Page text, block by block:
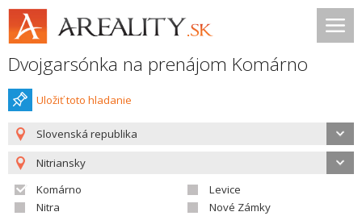
Dvojgarsónka na prenájom Komárno
Uložiť toto hladanie
Slovenská republika
Nitriansky
Komárno
Levice
Nitra
Nové Zámky